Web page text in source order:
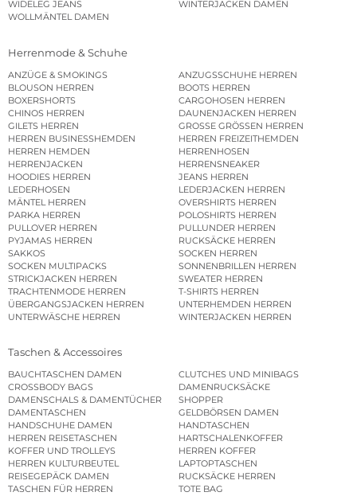
WIDELEG JEANS
WINTERJACKEN DAMEN
WOLLMÄNTEL DAMEN
Herrenmode & Schuhe
ANZÜGE & SMOKINGS
ANZUGSSCHUHE HERREN
BLOUSON HERREN
BOOTS HERREN
BOXERSHORTS
CARGOHOSEN HERREN
CHINOS HERREN
DAUNENJACKEN HERREN
GILETS HERREN
GROSSE GRÖSSEN HERREN
HERREN BUSINESSHEMDEN
HERREN FREIZEITHEMDEN
HERREN HEMDEN
HERRENHOSEN
HERRENJACKEN
HERRENSNEAKER
HOODIES HERREN
JEANS HERREN
LEDERHOSEN
LEDERJACKEN HERREN
MÄNTEL HERREN
OVERSHIRTS HERREN
PARKA HERREN
POLOSHIRTS HERREN
PULLOVER HERREN
PULLUNDER HERREN
PYJAMAS HERREN
RUCKSÄCKE HERREN
SAKKOS
SOCKEN HERREN
SOCKEN MULTIPACKS
SONNENBRILLEN HERREN
STRICKJACKEN HERREN
SWEATER HERREN
TRACHTENMODE HERREN
T-SHIRTS HERREN
ÜBERGANGSJACKEN HERREN
UNTERHEMDEN HERREN
UNTERWÄSCHE HERREN
WINTERJACKEN HERREN
Taschen & Accessoires
BAUCHTASCHEN DAMEN
CLUTCHES UND MINIBAGS
CROSSBODY BAGS
DAMENRUCKSÄCKE
DAMENSCHALS & DAMENTÜCHER
SHOPPER
DAMENTASCHEN
GELDBÖRSEN DAMEN
HANDSCHUHE DAMEN
HANDTASCHEN
HERREN REISETASCHEN
HARTSCHALENKOFFER
KOFFER UND TROLLEYS
HERREN KOFFER
HERREN KULTURBEUTEL
LAPTOPTASCHEN
REISEGEPÄCK DAMEN
RUCKSÄCKE HERREN
TASCHEN FÜR HERREN
TOTE BAG